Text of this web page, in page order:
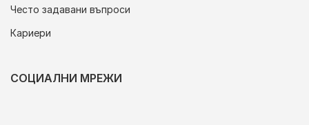
Често задавани въпроси
Кариери
СОЦИАЛНИ МРЕЖИ